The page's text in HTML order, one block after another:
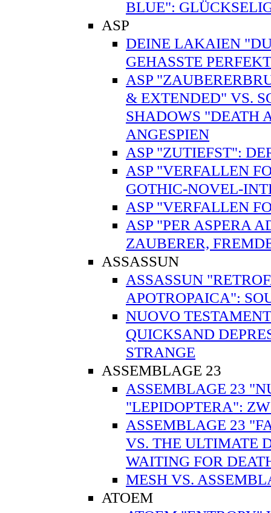
BLUE":
ASP
DEINE LAKAIEN
GEHASSTE
ASP
& EXTENDED" VS.
SHADOWS "DEATH
ANGESPIEN
ASP "ZUTIEFST":
ASP "VERFALLEN
GOTHIC-NOVEL-
ASP "VERFALLEN
ASP "PER ASPERA
ZAUBERER,
ASSASSUN
ASSASSUN
APOTROPAICA":
NUOVO
QUICKSAND
STRANGE
ASSEMBLAGE 23
ASSEMBLAGE 23
"LEPIDOPTERA":
ASSEMBLAGE 23
VS. THE ULTIMATE
WAITING FOR
MESH VS.
ATOEM